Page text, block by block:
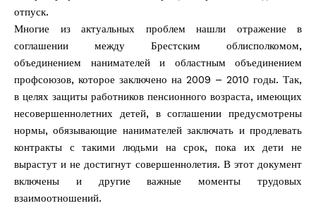
отпуск.
Многие из актуальных проблем нашли отражение в
соглашении между Брестским облисполкомом,
объединением нанимателей и областным объединением
профсоюзов, которое заключено на 2009 – 2010 годы. Так,
в целях защиты работников пенсионного возраста, имеющих
несовершеннолетних детей, в соглашении предусмотрены
нормы, обязывающие нанимателей заключать и продлевать
контракты с такими людьми на срок, пока их дети не
вырастут и не достигнут совершеннолетия. В этот документ
включены и другие важные моменты трудовых
взаимоотношений.